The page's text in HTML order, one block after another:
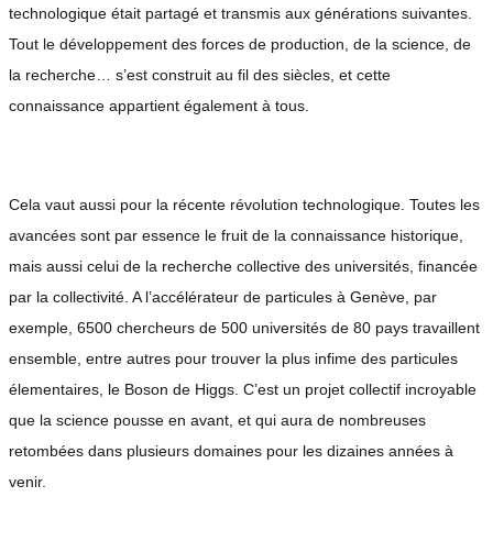
technologique était partagé et transmis aux générations suivantes.
Tout le développement des forces de production, de la science, de
la recherche… s’est construit au fil des siècles, et cette
connaissance appartient également à tous.
Cela vaut aussi pour la récente révolution technologique. Toutes les
avancées sont par essence le fruit de la connaissance historique,
mais aussi celui de la recherche collective des universités, financée
par la collectivité. A l’accélérateur de particules à Genève, par
exemple, 6500 chercheurs de 500 universités de 80 pays travaillent
ensemble, entre autres pour trouver la plus infime des particules
élementaires, le Boson de Higgs. C’est un projet collectif incroyable
que la science pousse en avant, et qui aura de nombreuses
retombées dans plusieurs domaines pour les dizaines années à
venir.